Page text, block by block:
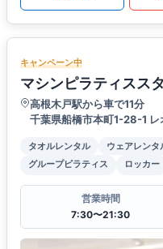
キャンペーン中
マシンピラティスス
高根木戸駅から車で11分
千葉県船橋市本町1-28-1
タオルレンタル ウェアレンタ
グループピラティス
ロッカー
営業時間
7:30〜21:30